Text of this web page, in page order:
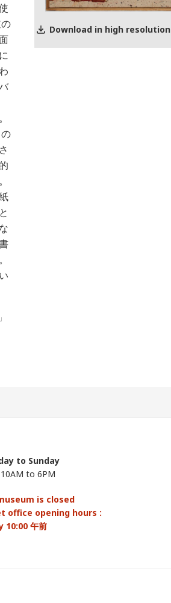
Download in high resolution
to Sunday
to 6PM
is closed
office opening hours :
10:00 午前